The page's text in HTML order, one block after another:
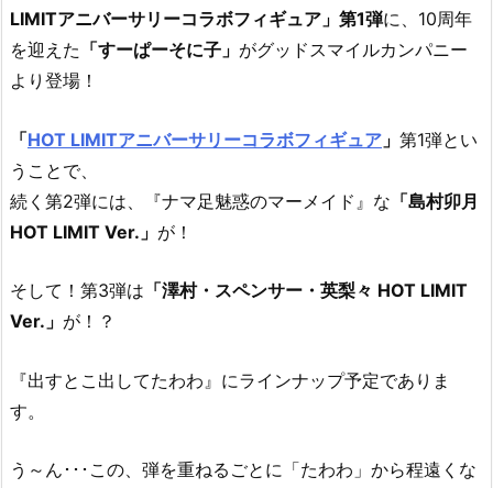
LIMITアニバーサリーコラボフィギュア」第1弾に、10周年
を迎えた 「すーぱーそに子」 がグッドスマイルカンパニー
より登場！
「HOT LIMITアニバーサリーコラボフィギュア 」 第1弾とい
うことで、
続く第2弾には、『ナマ足魅惑のマーメイド』な 「島村卯月
HOT LIMIT Ver.」 が！
そして！第3弾は 「澤村・スペンサー・英梨々 HOT LIMIT
Ver.」 が！？
『出すとこ出してたわわ』にラインナップ予定でありま
す。
う～ん･･･この、弾を重ねるごとに「たわわ」から程遠くな